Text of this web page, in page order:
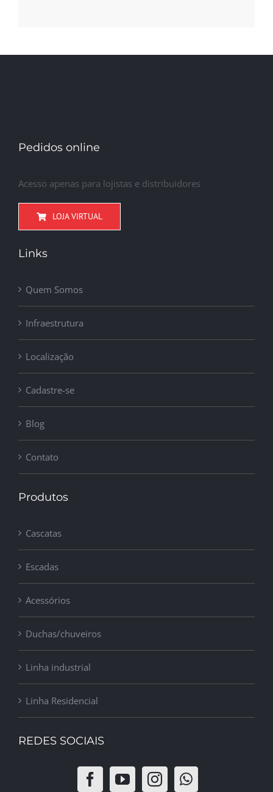
Pedidos online
Acesso apenas para lojistas e distribuidores
LOJA VIRTUAL
Links
Quem Somos
Infraestrutura
Localização
Cadastre-se
Blog
Contato
Produtos
Cascatas
Escadas
Acessórios
Duchas/chuveiros
Linha industrial
Linha Residencial
REDES SOCIAIS